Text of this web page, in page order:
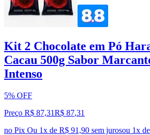
Kit 2 Chocolate em Pó
Cacau 500g Sabor
Intenso
5% OFF
Preço R$ 87,31R$ 87,31
no Pix Ou 1x de R$ 91,90 sem jurosou 1x de